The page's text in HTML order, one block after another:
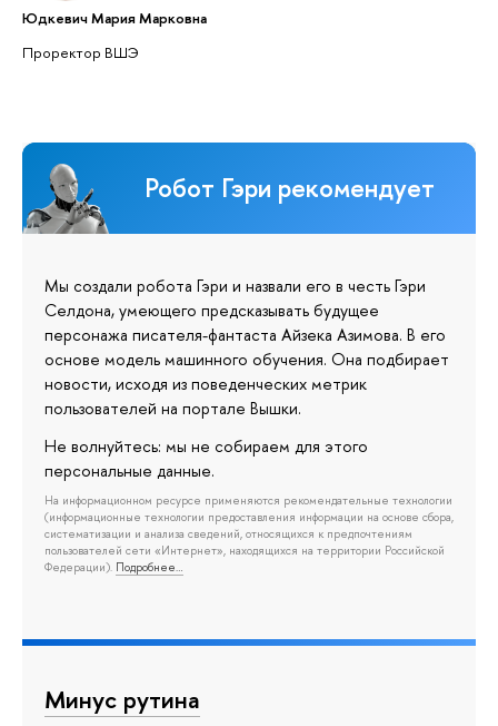
Юдкевич Мария Марковна
Проректор ВШЭ
Робот Гэри рекомендует
Мы создали робота Гэри и назвали его в честь Гэри
Селдона, умеющего предсказывать будущее
персонажа писателя-фантаста Айзека Азимова. В его
основе модель машинного обучения. Она подбирает
новости, исходя из поведенческих метрик
пользователей на портале Вышки.
Не волнуйтесь: мы не собираем для этого
персональные данные.
На информационном ресурсе применяются рекомендательные технологии
(информационные технологии предоставления информации на основе сбора,
систематизации и анализа сведений, относящихся к предпочтениям
пользователей сети «Интернет», находящихся на территории Российской
Федерации). Подробнее…
Минус рутина